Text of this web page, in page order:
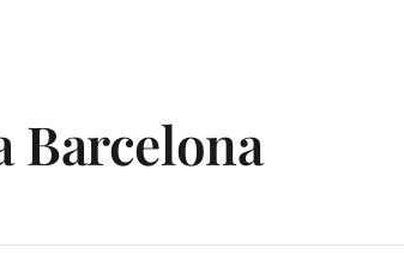
Barcelona